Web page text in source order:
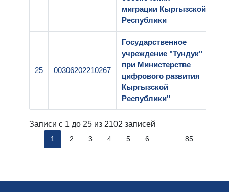
миграции Кыргызской
Республики
25 00306202210267
Государственное
учреждение "Тундук"
при Министерстве
цифрового развития
Кыргызской
Республики"
Записи с 1 до 25 из 2102 записей
1 2 3 4 5 6 85